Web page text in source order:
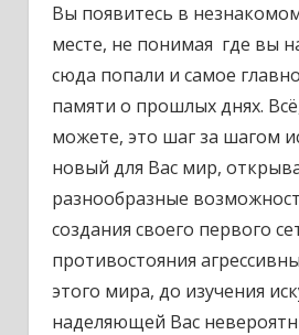
Вы появитесь в
месте, не понимая где вы
сюда попали и самое
памяти о прошлых днях.
можете, это шаг за шагом
новый для Вас мир,
разнообразные
создания своего первого
противостояния
этого мира, до изучения
наделяющей Вас